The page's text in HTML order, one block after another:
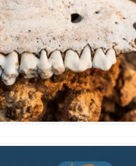
vs prothésiste